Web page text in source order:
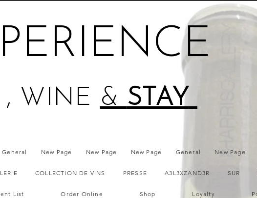
, WINE & STAY
General New Page New Page New Page General New Page
COLLECTION DE VINS PRESSE A3L3XZAND3R SUR
List Order Online Shop Loyalty